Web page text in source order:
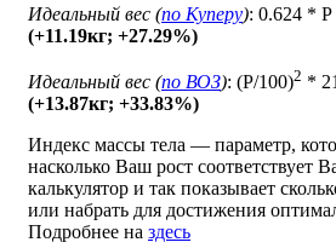
Идеальный вес (по Куперу): 0.624 *
(+11.19кг; +27.29%)
Идеальный вес (по ВОЗ): (P/100)2 *
(+13.87кг; +33.83%)
Индекс массы тела — параметр,
насколько Ваш рост соответствует
калькулятор и так показывает
или набрать для достижения
Подробнее на здесь